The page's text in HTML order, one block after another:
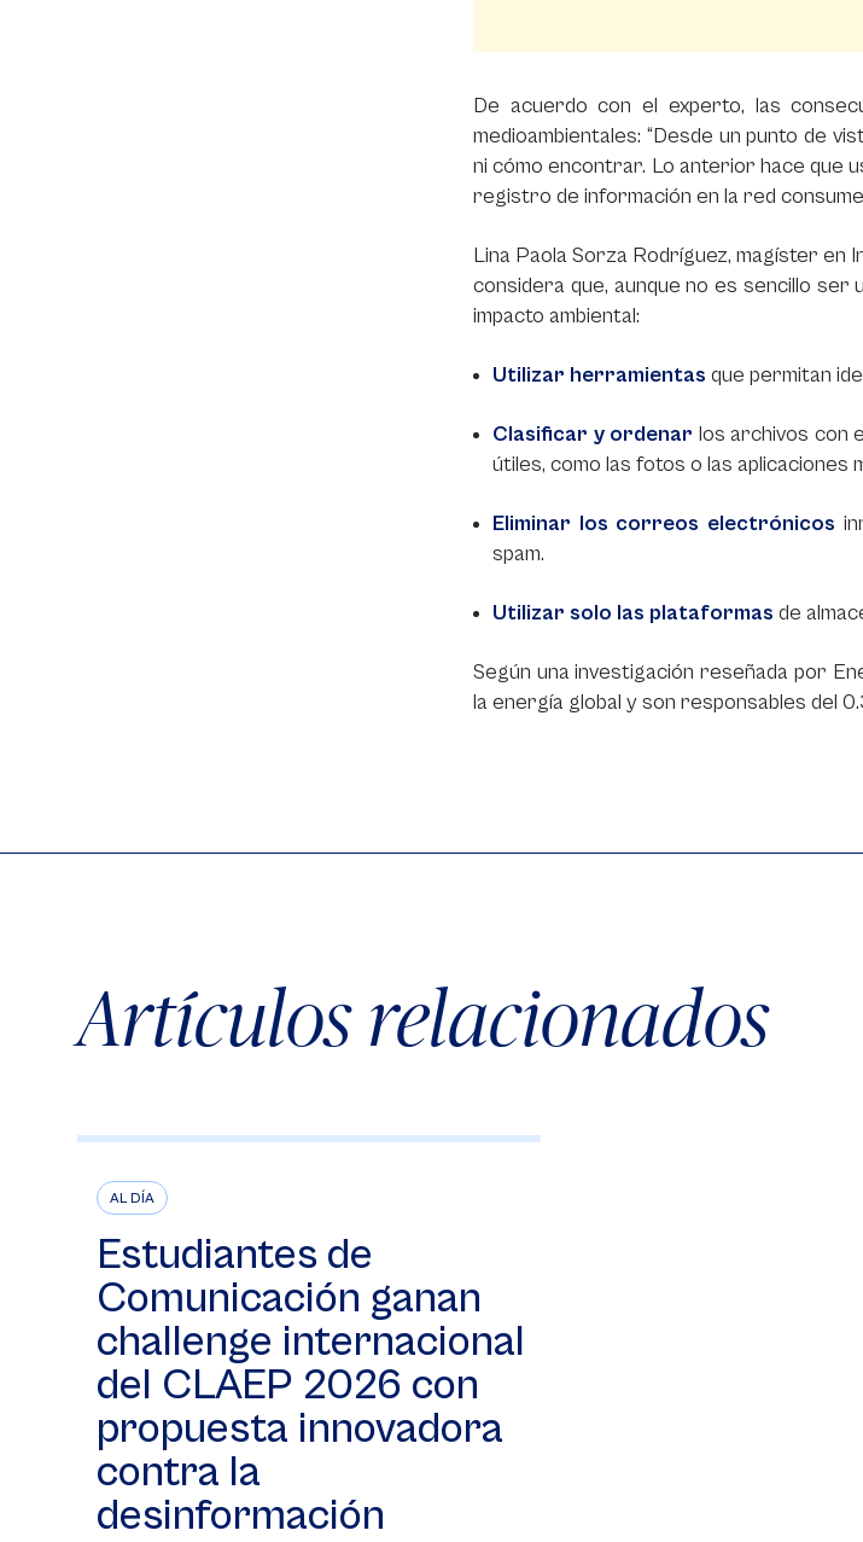
De acuerdo con el experto, las
medioambientales: “Desde un punto de
ni cómo encontrar. Lo anterior hace que
registro de información en la red
Lina Paola Sorza Rodríguez, magíster
considera que, aunque no es sencillo ser
impacto ambiental:
Utilizar herramientas que permitan
Clasificar y ordenar los archivos con
útiles, como las fotos o las aplicaciones
Eliminar los correos electrónicos
spam.
Utilizar solo las plataformas de
Según una investigación reseñada por
la energía global y son responsables del
Artículos relacionados
AL DÍA
Estudiantes de
Comunicación ganan
challenge internacional
del CLAEP 2026 con
propuesta innovadora
contra la
desinformación